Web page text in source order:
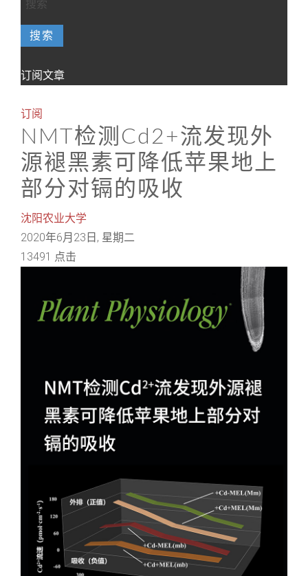
搜索
订阅文章
订阅
NMT检测Cd2+流发现外
源褪黑素可降低苹果地上
部分对镉的吸收
沈阳农业大学
2020年6月23日, 星期二
13491 点击